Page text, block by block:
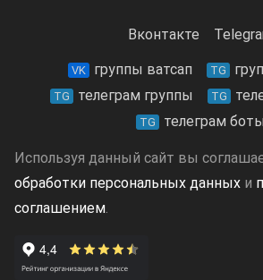
Вконтакте
VK группы ватсап TG
TG телеграм группы TG
TG телеграм боты
Используя данный сайт вы
обработки персональных данных и
соглашением